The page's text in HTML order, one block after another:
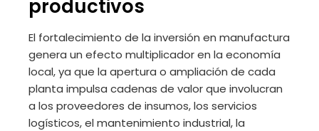
productivos
El fortalecimiento de la inversión en manufactura
genera un efecto multiplicador en la economía
local, ya que la apertura o ampliación de cada
planta impulsa cadenas de valor que involucran
a los proveedores de insumos, los servicios
logísticos, el mantenimiento industrial, la